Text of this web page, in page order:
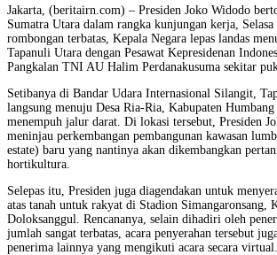
Jakarta, (beritairn.com) – Presiden Joko Widodo
Sumatra Utara dalam rangka kunjungan kerja,
rombongan terbatas, Kepala Negara lepas landas
Tapanuli Utara dengan Pesawat Kepresidenan
Pangkalan TNI AU Halim Perdanakusuma sekitar
Setibanya di Bandar Udara Internasional Silangit,
langsung menuju Desa Ria-Ria, Kabupaten Humbang
menempuh jalur darat. Di lokasi tersebut, Presiden
meninjau perkembangan pembangunan kawasan
estate) baru yang nantinya akan dikembangkan
hortikultura.
Selepas itu, Presiden juga diagendakan untuk
atas tanah untuk rakyat di Stadion Simangaronsang,
Doloksanggul. Rencananya, selain dihadiri oleh
jumlah sangat terbatas, acara penyerahan tersebut
penerima lainnya yang mengikuti acara secara virtual.